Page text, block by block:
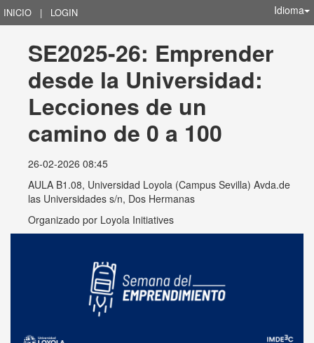
INICIO | LOGIN Idioma
SE2025-26: Emprender
desde la Universidad:
Lecciones de un
camino de 0 a 100
26-02-2026 08:45
AULA B1.08, Universidad Loyola (Campus Sevilla) Avda.de
las Universidades s/n, Dos Hermanas
Organizado por Loyola Initiatives